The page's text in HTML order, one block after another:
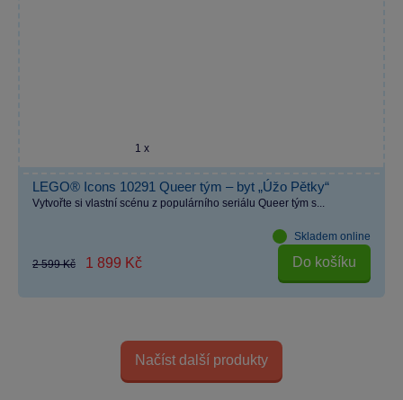
1 x
LEGO® Icons 10291 Queer tým – byt „Úžo Pětky“
Vytvořte si vlastní scénu z populárního seriálu Queer tým s...
Skladem online
2 599 Kč 1 899 Kč Do košíku
Načíst další produkty